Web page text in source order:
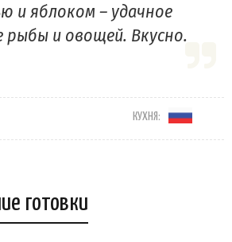
и яблоком – удачное
рыбы и овощей. Вкусно.
КУХНЯ:
готовки